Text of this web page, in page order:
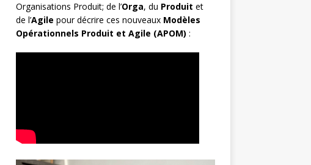
Organisations Produit; de l’Orga, du Produit et
de l’Agile pour décrire ces nouveaux Modèles
Opérationnels Produit et Agile (APOM) :